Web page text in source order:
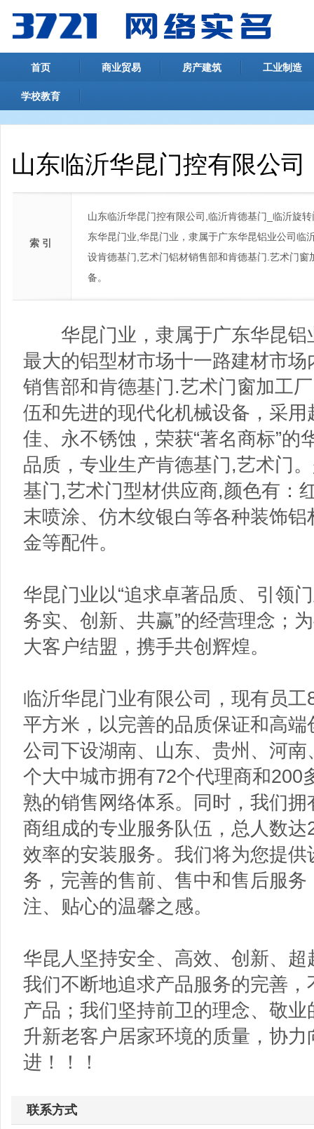
首页 商业贸易 房产建筑 工业制造
学校教育
山东临沂华昆门控有限公司
索 引
山东临沂华昆门控有限公司,临沂肯德基门_临沂旋
东华昆门业,华昆门业，隶属于广东华昆铝业公司临
设肯德基门,艺术门铝材销售部和肯德基门.艺术门
备。
华昆门业，隶属于广东华昆铝
最大的铝型材市场十一路建材市
销售部和肯德基门.艺术门窗加工
伍和先进的现代化机械设备，采
佳、永不锈蚀，荣获“著名商标”
品质，专业生产肯德基门,艺术门
基门,艺术门型材供应商,颜色有：
末喷涂、仿木纹银白等各种装饰
金等配件。
华昆门业以“追求卓著品质、引领
务实、创新、共赢”的经营理念；
大客户结盟，携手共创辉煌。
临沂华昆门业有限公司，现有员
平方米，以完善的品质保证和高
公司下设湖南、山东、贵州、河
个大中城市拥有72个代理商和200
熟的销售网络体系。同时，我们
商组成的专业服务队伍，总人数
效率的安装服务。我们将为您提
务，完善的售前、售中和售后服
注、贴心的温馨之感。
华昆人坚持安全、高效、创新、
我们不断地追求产品服务的完善
产品；我们坚持前卫的理念、敬
升新老客户居家环境的质量，协
进！！！
联系方式